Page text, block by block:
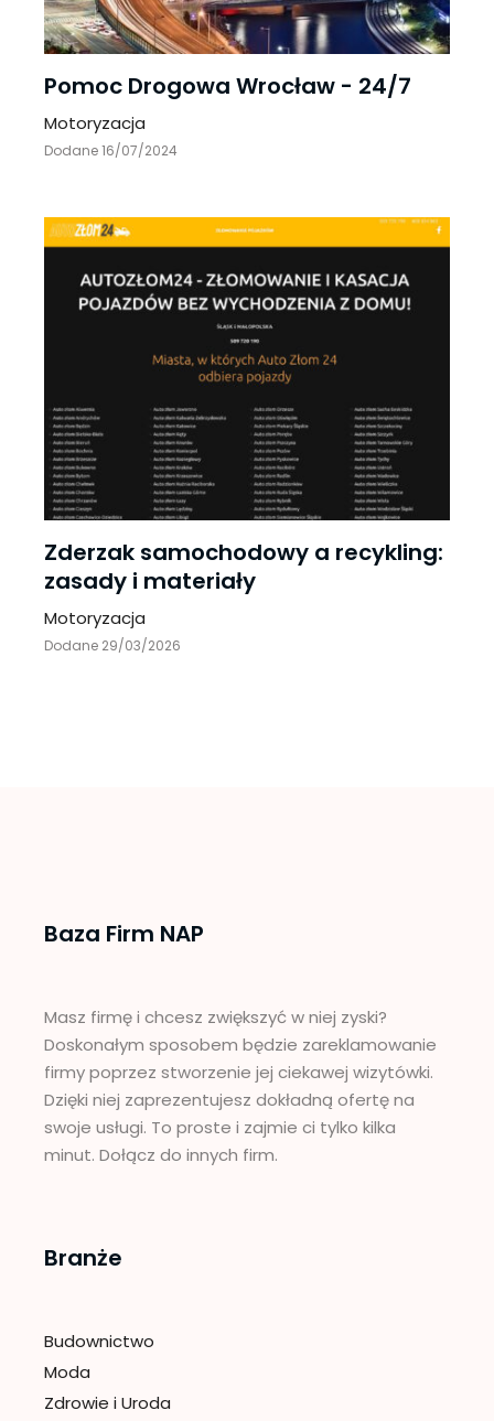
Pomoc Drogowa Wrocław - 24/7
Motoryzacja
Dodane 16/07/2024
Zderzak samochodowy a recykling:
zasady i materiały
Motoryzacja
Dodane 29/03/2026
Baza Firm NAP
Masz firmę i chcesz zwiększyć w niej zyski?
Doskonałym sposobem będzie zareklamowanie
firmy poprzez stworzenie jej ciekawej wizytówki.
Dzięki niej zaprezentujesz dokładną ofertę na
swoje usługi. To proste i zajmie ci tylko kilka
minut. Dołącz do innych firm.
Branże
Budownictwo
Moda
Zdrowie i Uroda